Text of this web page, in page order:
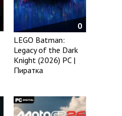
0
LEGO Batman:
Legacy of the Dark
Knight (2026) PC |
Пиратка